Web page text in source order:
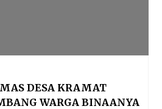
DESA KRAMAT
WARGA BINAANYA